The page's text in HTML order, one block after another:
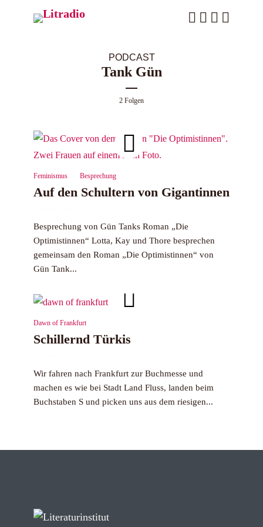
PODCAST
Tank Gün
2 Folgen
Feminismus Besprechung
Auf den Schultern von Gigantinnen
Besprechung von Gün Tanks Roman „Die
Optimistinnen“ Lotta, Kay und Thore besprechen
gemeinsam den Roman „Die Optimistinnen“ von
Gün Tank...
Dawn of Frankfurt
Schillernd Türkis
Wir fahren nach Frankfurt zur Buchmesse und
machen es wie bei Stadt Land Fluss, landen beim
Buchstaben S und picken uns aus dem riesigen...